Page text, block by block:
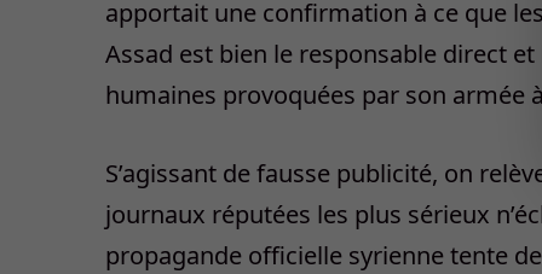
apportait une confirmation à ce que
Assad est bien le responsable direct
humaines provoquées par son armée
S’agissant de fausse publicité, on
journaux réputées les plus sérieux
propagande officielle syrienne tente